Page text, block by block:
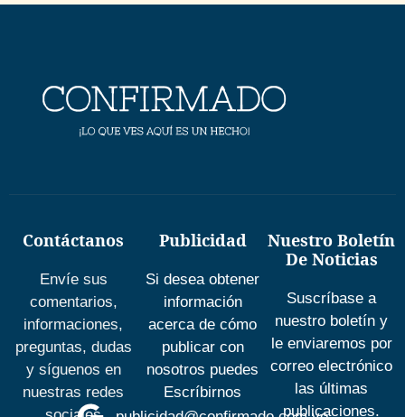
Contáctanos
Envíe sus
comentarios,
informaciones,
preguntas, dudas
y síguenos en
nuestras redes
Publicidad
Si desea obtener
información
acerca de cómo
publicar con
nosotros puedes
Escríbirnos
Nuestro Boletín
De Noticias
Suscríbase a
nuestro boletín y
le enviaremos por
correo electrónico
las últimas
publicaciones.